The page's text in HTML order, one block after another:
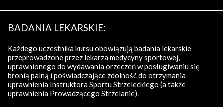
BADANIA LEKARSKIE:
Każdego uczestnika kursu obowiązują badania lekarskie
przeprowadzone przez lekarza medycyny sportowej,
uprawnionego do wydawania orzeczeń w posługiwaniu się
bronią palną i poświadczające zdolność do otrzymania
uprawnienia Instruktora Sportu Strzeleckiego (a także
uprawnienia Prowadzącego Strzelanie).